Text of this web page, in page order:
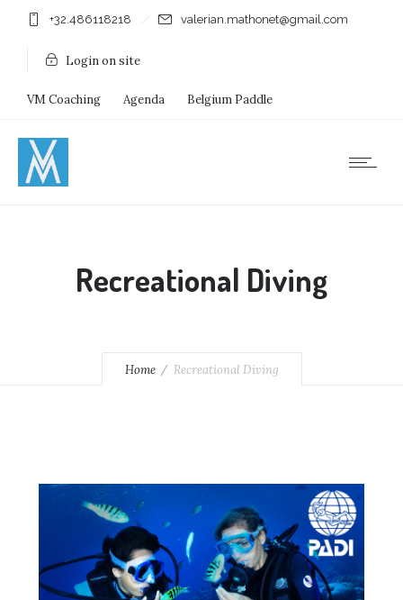
+32.486118218 valerian.mathonet@gmail.com
Login on site
VM Coaching Agenda Belgium Paddle
Immersion Diving
Recreational Diving
Home Recreational Diving